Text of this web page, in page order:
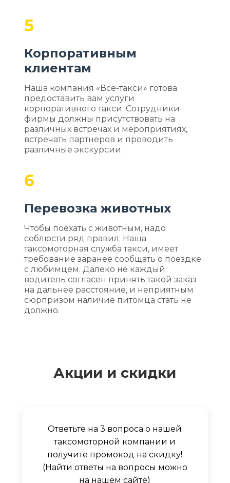
5
Корпоративным
клиентам
Наша компания «Все-такси» готова
предоставить вам услуги
корпоративного такси. Сотрудники
фирмы должны присутствовать на
различных встречах и мероприятиях,
встречать партнеров и проводить
различные экскурсии.
6
Перевозка животных
Чтобы поехать с животным, надо
соблюсти ряд правил. Наша
таксомоторная служба такси, имеет
требование заранее сообщать о поездке
с любимцем. Далеко не каждый
водитель согласен принять такой заказ
на дальнее расстояние, и неприятным
сюрпризом наличие питомца стать не
должно.
Акции и скидки
Ответьте на 3 вопроса о нашей
таксомоторной компании и
получите промокод на скидку!
(Найти ответы на вопросы можно
на нашем сайте)